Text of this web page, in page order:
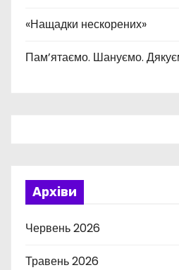
«Нащадки нескорених»
Пам’ятаємо. Шануємо.
Архіви
Червень 2026
Травень 2026